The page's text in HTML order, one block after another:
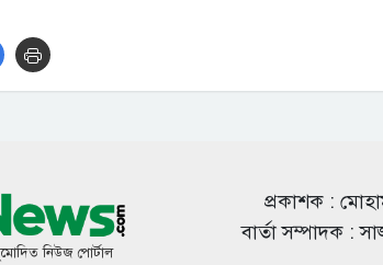
নিউজ পোর্টাল
প্রকাশক :
বার্তা সম্পাদক :